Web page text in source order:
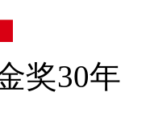
奖30年